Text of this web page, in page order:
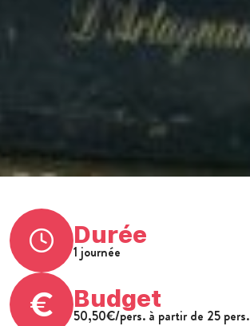
Durée
1 journée
Budget
50,50€/pers. à partir de 25 pers.